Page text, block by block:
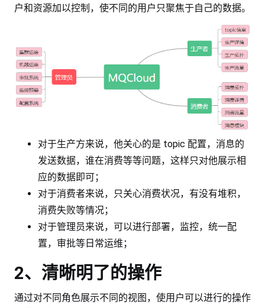
户和资源加以控制，使不同的用户只聚焦于自己的数据。
对于生产方来说，他关心的是 topic 配置，消息的
发送数据，谁在消费等等问题，这样只对他展示相
应的数据即可；
对于消费者来说，只关心消费状况，有没有堆积，
消费失败等情况；
对于管理员来说，可以进行部署，监控，统一配
置，审批等日常运维；
2、清晰明了的操作
通过对不同角色展示不同的视图，使用户可以进行的操作